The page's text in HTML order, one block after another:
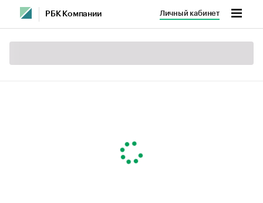
РБК Компании Личный кабинет